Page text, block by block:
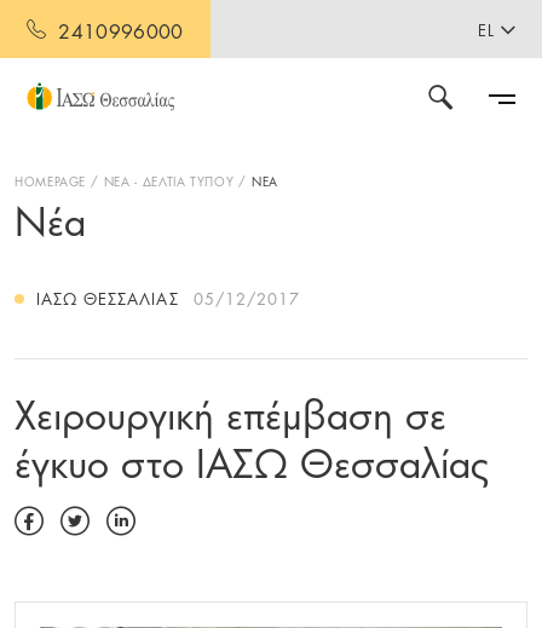
2410996000 EL
HOMEPAGE ΝΕΑ - ΔΕΛΤΙΑ ΤΥΠΟΥ ΝΕΑ
Νέα
ΙΑΣΩ ΘΕΣΣΑΛΊΑΣ 05/12/2017
Χειρουργική επέμβαση σε
έγκυο στο ΙΑΣΩ Θεσσαλίας